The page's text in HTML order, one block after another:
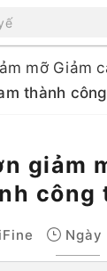
mỡ Giảm
thành
giảm
công
Ngày